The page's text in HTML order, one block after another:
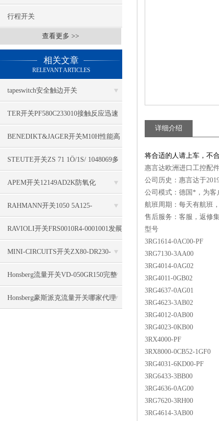
行程开关
查看更多 >>
相关文章
RELEVANT ARTICLES
tapeswitch安全触边开关
TS16S/1000/F/A/B/FS/OE/2000/2000/N
全面
TER开关PF580C233010接触反应迅速
BENEDIKT&JAGER开关M10H性能高
STEUTE开关ZS 71 1Ö/1S/ 1048069多
重编码
APEM开关12149AD2K防氧化
RAHMANN开关1050 5A125-
250VAC110HP简单实用
RAVIOLI开关FRS0010R4-0001001发展
和更新
MINI-CIRCUITS开关ZX80-DR230-
S+技术系列
Honsberg流量开关VD-050GR150完整
参数说明
Honsberg豪斯派克流量开关哪家代理
详细介绍
将合适的人请上车，不
惠言达欧洲进口工控配
公司历史：惠言达于
公司模式：德国*，为客
航班周期：每天有航班
售后服务：客服，返修
型号
3RG1614-0AC00-PF
3RG7130-3AA00
3RG4014-0AG02
3RG4011-0GB02
3RG4637-0AG01
3RG4623-3AB02
3RG4012-0AB00
3RG4023-0KB00
3RX4000-PF
3RX8000-0CB52-1GF0
3RG4031-6KD00-PF
3RG6433-3BB00
3RG4636-0AG00
3RG7620-3RH00
3RG4614-3AB00